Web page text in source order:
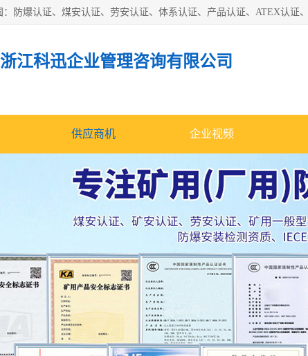
浙江科迅企业管理咨询有限公司
供应商机 企业视频